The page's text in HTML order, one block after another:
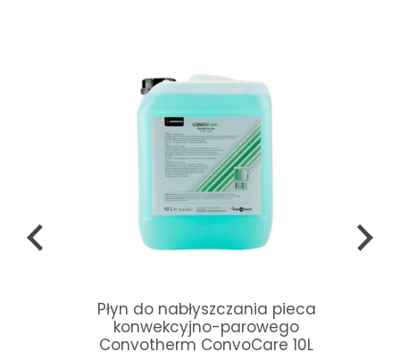
Płyn do nabłyszczania pieca
konwekcyjno-parowego
Convotherm ConvoCare 10L